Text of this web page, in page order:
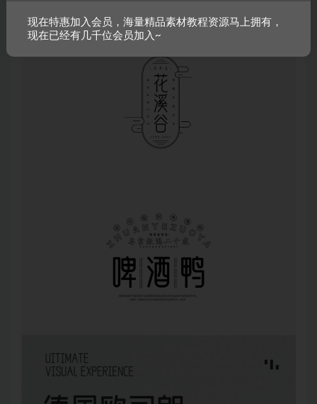
现在特惠加入会员，海量精品素材教程资源马上拥有，
现在已经有几千位会员加入~